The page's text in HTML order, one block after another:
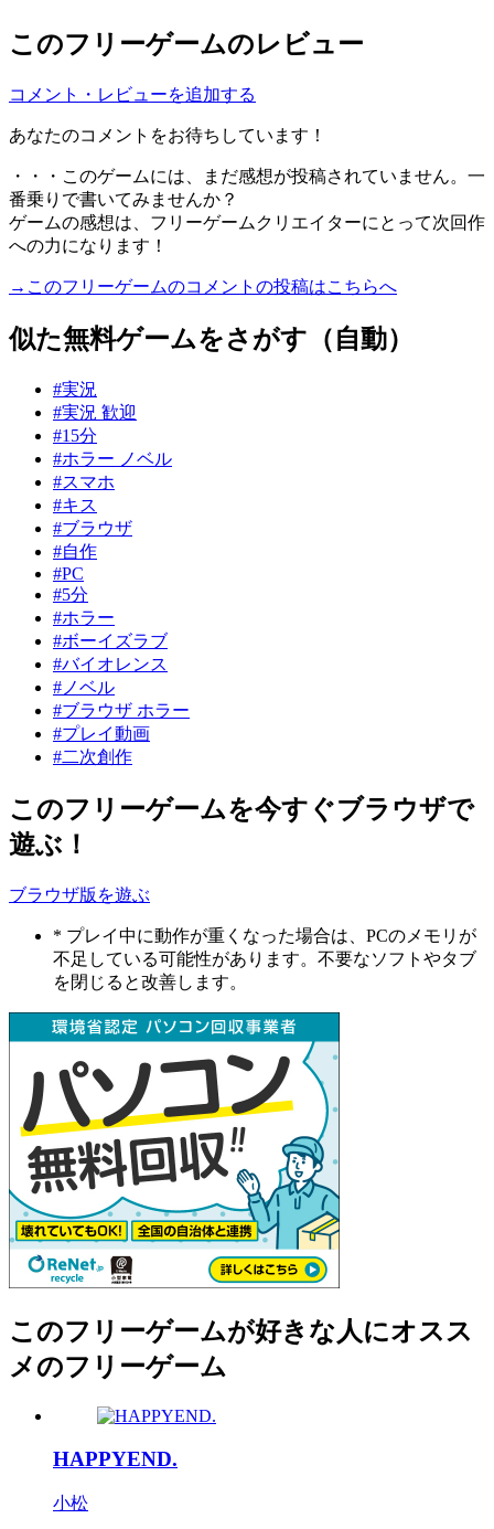
このフリーゲームのレビュー
コメント・レビューを追加する
あなたのコメントをお待ちしています！
・・・このゲームには、まだ感想が投稿されていません。一
番乗りで書いてみませんか？
ゲームの感想は、フリーゲームクリエイターにとって次回作
への力になります！
→このフリーゲームのコメントの投稿はこちらへ
似た無料ゲームをさがす（自動）
#実況
#実況 歓迎
#15分
#ホラー ノベル
#スマホ
#キス
#ブラウザ
#自作
#PC
#5分
#ホラー
#ボーイズラブ
#バイオレンス
#ノベル
#ブラウザ ホラー
#プレイ動画
#二次創作
このフリーゲームを今すぐブラウザで
遊ぶ！
ブラウザ版を遊ぶ
* プレイ中に動作が重くなった場合は、PCのメモリが
不足している可能性があります。不要なソフトやタブ
を閉じると改善します。
このフリーゲームが好きな人にオスス
メのフリーゲーム
HAPPYEND.
小松